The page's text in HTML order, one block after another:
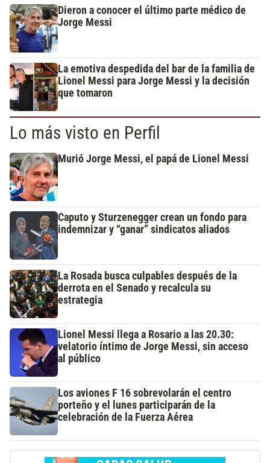
Dieron a conocer el último parte médico de
Jorge Messi
La emotiva despedida del bar de la familia de
Lionel Messi para Jorge Messi y la decisión
que tomaron
Lo más visto en Perfil
Murió Jorge Messi, el papá de Lionel Messi
Caputo y Sturzenegger crean un fondo para
indemnizar y “ganar” sindicatos aliados
La Rosada busca culpables después de la
derrota en el Senado y recalcula su
estrategia
Lionel Messi llega a Rosario a las 20.30:
velatorio íntimo de Jorge Messi, sin acceso
al público
Los aviones F 16 sobrevolarán el centro
porteño y el lunes participarán de la
celebración de la Fuerza Aérea